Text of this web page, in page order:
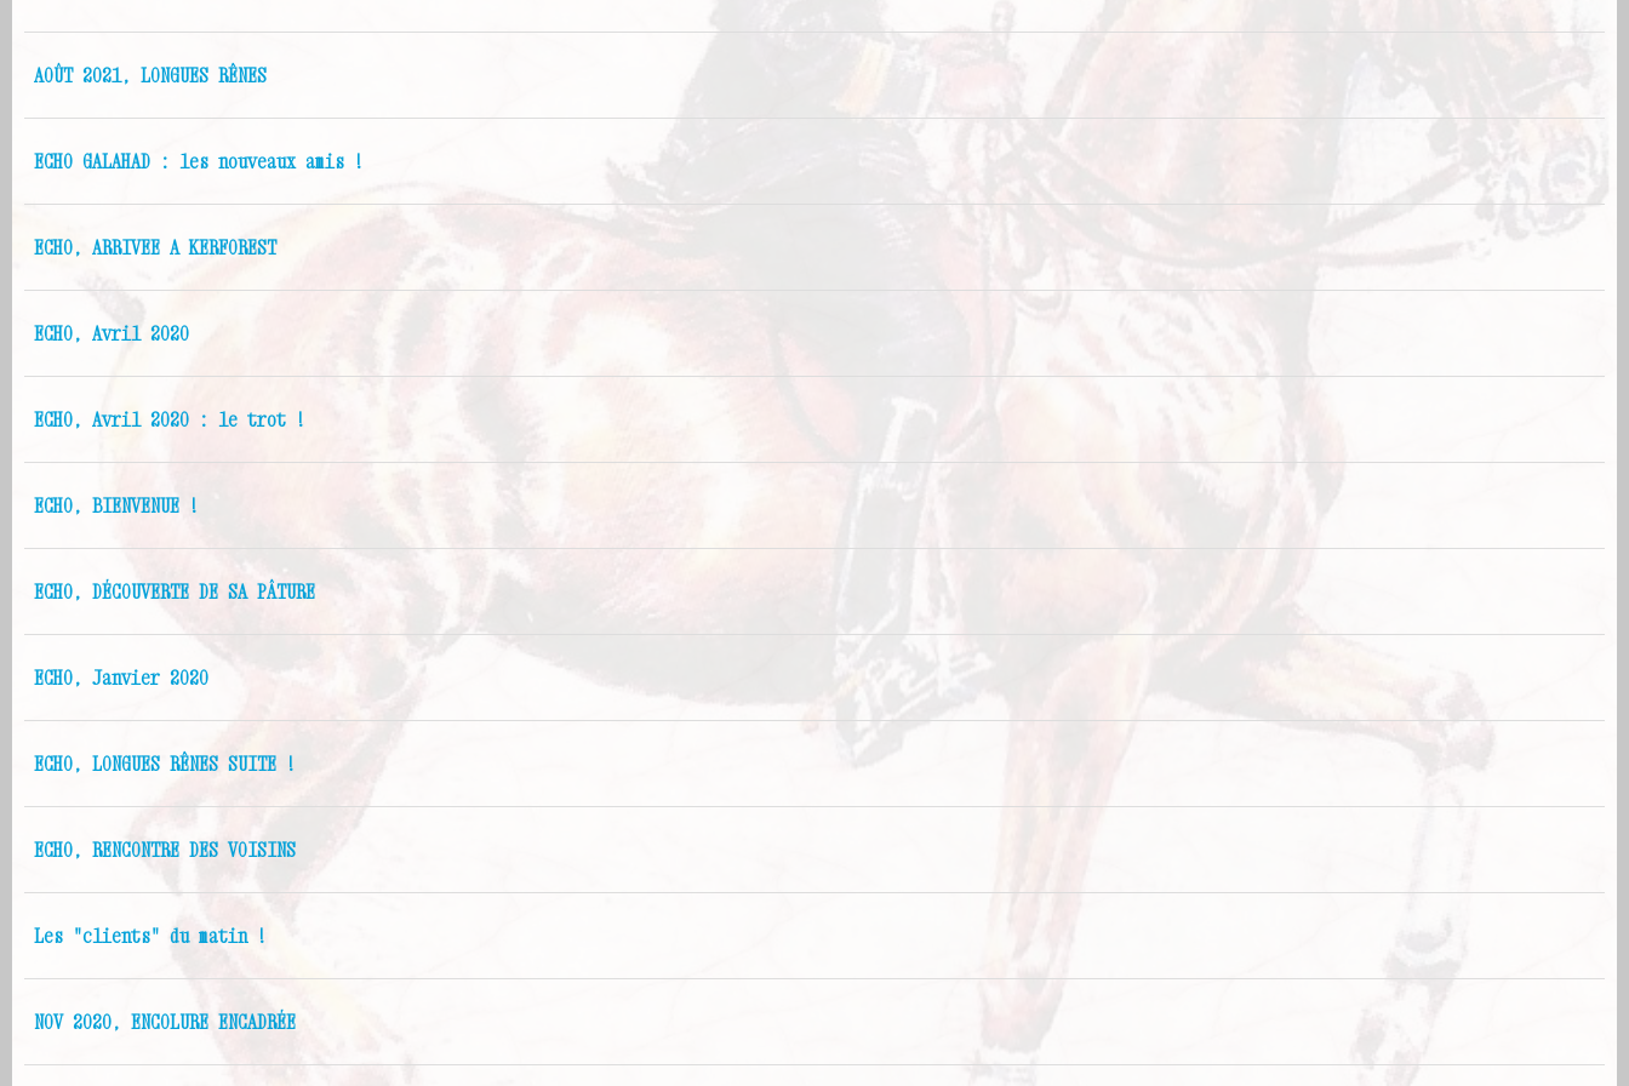
AOÛT 2021, LONGUES RÊNES
ECHO GALAHAD : les nouveaux amis !
ECHO, ARRIVEE A KERFOREST
ECHO, Avril 2020
ECHO, Avril 2020 : le trot !
ECHO, BIENVENUE !
ECHO, DÉCOUVERTE DE SA PÂTURE
ECHO, Janvier 2020
ECHO, LONGUES RÊNES SUITE !
ECHO, RENCONTRE DES VOISINS
Les "clients" du matin !
NOV 2020, ENCOLURE ENCADRÉE